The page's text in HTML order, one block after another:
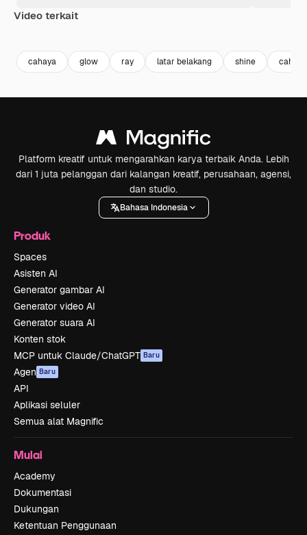
Video terkait
cahaya glow ray latar belakang shine cahaya
Platform kreatif untuk mengarahkan karya terbaik Anda. Lebih
dari 1 juta pelanggan dari kalangan kreatif, perusahaan, agensi,
dan studio.
Bahasa Indonesia
Produk
Spaces
Asisten AI
Generator gambar AI
Generator video AI
Generator suara AI
Konten stok
MCP untuk Claude/ChatGPT Baru
Agen Baru
API
Aplikasi seluler
Semua alat Magnific
Mulai
Academy
Dokumentasi
Dukungan
Ketentuan Penggunaan